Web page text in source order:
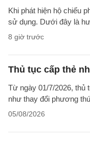
Khi phát hiện hộ chiếu
sử dụng. Dưới đây là
8 giờ trước
Thủ tục cấp thẻ
Từ ngày 01/7/2026, thủ
như thay đổi phương
05/08/2026